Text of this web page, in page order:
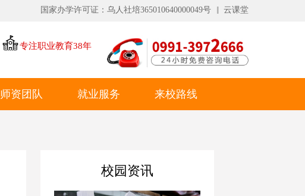
国家办学许可证：乌人社培365010640000049号 云课堂
专注职业教育38年
师资团队 就业服务 来校路线
校园资讯